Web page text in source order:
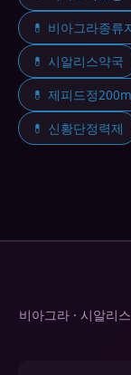
💊 비아그라종류
💊 시알리스약국
💊 제피드정
💊 신황단정력제
비아그라 · 시알리